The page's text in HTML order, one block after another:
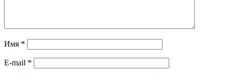
Имя *
E-mail *